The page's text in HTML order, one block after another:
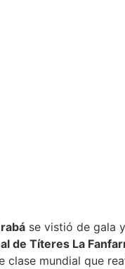
se vistió de gala
de Títeres La
clase mundial que